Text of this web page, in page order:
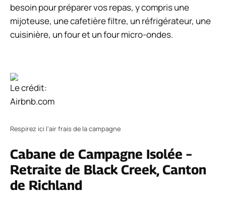
besoin pour préparer vos repas, y compris une
mijoteuse, une cafetière filtre, un réfrigérateur, une
cuisinière, un four et un four micro-ondes.
Le crédit:
Airbnb.com
Respirez ici l’air frais de la campagne
Cabane de Campagne Isolée –
Retraite de Black Creek, Canton
de Richland